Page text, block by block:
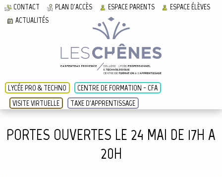
LYCÉE PRO & TECHNO
CENTRE DE FORMATION - CFA
VISITE VIRTUELLE
TAXE D'APPRENTISSAGE
CONTACT PLAN D'ACCÈS ESPACE PARENTS
ESPACE ÉLÈVES
ACTUALITÉS
PORTES OUVERTES LE 24 MAI DE 17H A
20H